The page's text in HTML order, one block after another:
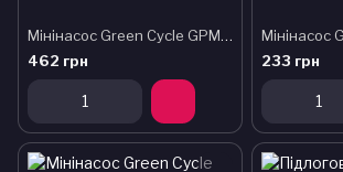
Мінінасос Green Cycle GPM-196P алюмінієвий з манометром, presta + schreder, срібло
462 грн
233 грн